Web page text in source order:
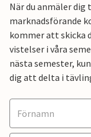
När du anmäler
marknadsförande
kommer att skicka
vistelser i våra
nästa semester,
dig att delta i